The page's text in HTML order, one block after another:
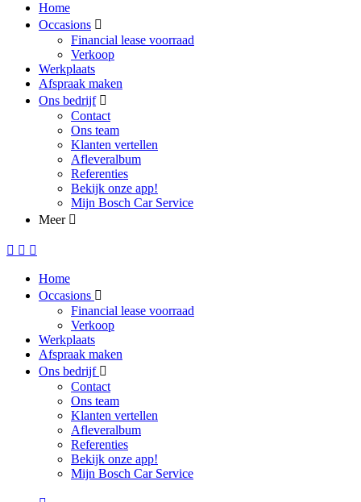
Home
Occasions
Financial lease voorraad
Verkoop
Werkplaats
Afspraak maken
Ons bedrijf
Contact
Ons team
Klanten vertellen
Afleveralbum
Referenties
Bekijk onze app!
Mijn Bosch Car Service
Meer
Home
Occasions
Financial lease voorraad
Verkoop
Werkplaats
Afspraak maken
Ons bedrijf
Contact
Ons team
Klanten vertellen
Afleveralbum
Referenties
Bekijk onze app!
Mijn Bosch Car Service